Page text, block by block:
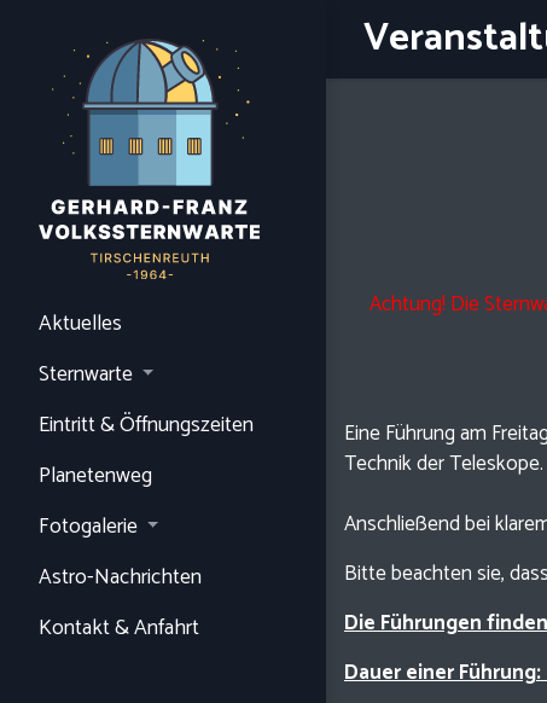
Aktuelles
Sternwarte
Eintritt & Öffnungszeiten
Planetenweg
Fotogalerie
Astro-Nachrichten
Kontakt & Anfahrt
Achtung! Die
Eine Führung am
Technik der Teleskope.
Anschließend bei
Bitte beachten sie,
Die Führungen
Dauer einer